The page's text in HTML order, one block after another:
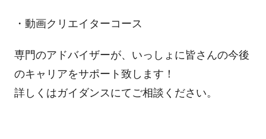
・動画クリエイターコース
専門のアドバイザーが、いっしょに皆さんの今後
のキャリアをサポート致します！
詳しくはガイダンスにてご相談ください。